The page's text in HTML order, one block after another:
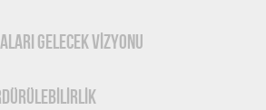
GELECEK VİZYONU